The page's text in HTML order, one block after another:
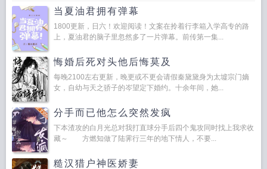
当夏油君拥有弹幕
1800更新，日六！欢迎阅读！文案在拎着行李箱入学高专的路
上，夏油君的脑子里忽然多了一片弹幕。前传第一集...
悔婚后死对头他后悔莫及
每晚2100左右更新，晚更或不更会请假秦黛黛身为太墟宗门嫡
女，自幼与天之骄子的岑望定下婚约。十余年间，她...
分手而已他怎么突然发疯
下本渣攻的白月光总对我打直球分手后四个鬼攻同时找上我求收
藏～ 方燃知做了陆霁行三年的地下情人，不要...
糙汉猎户神医娇妻